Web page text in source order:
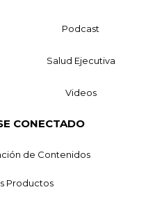
Podcast
Salud Ejecutiva
Videos
CONECTADO
de Contenidos
Productos